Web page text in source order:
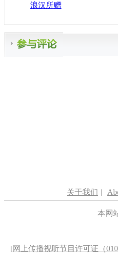
浪汉所赠
关于我们 |
本网
[网上传播视听节目许可证（